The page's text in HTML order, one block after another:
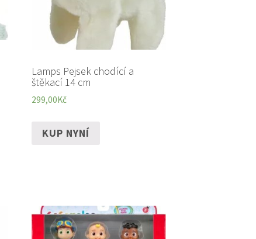
Lamps Pejsek chodící a
štěkací 14 cm
299,00Kč
KUP NYNÍ